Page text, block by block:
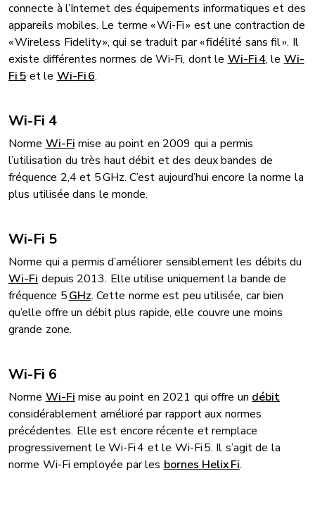
connecte à l’Internet des équipements informatiques et des
appareils mobiles. Le terme « Wi-Fi » est une contraction de
« Wireless Fidelity », qui se traduit par « fidélité sans fil ». Il
existe différentes normes de Wi-Fi, dont le Wi-Fi 4, le Wi-
Fi 5 et le Wi-Fi 6.
Wi-Fi 4
Norme Wi-Fi mise au point en 2009 qui a permis
l’utilisation du très haut débit et des deux bandes de
fréquence 2,4 et 5 GHz. C’est aujourd’hui encore la norme la
plus utilisée dans le monde.
Wi-Fi 5
Norme qui a permis d’améliorer sensiblement les débits du
Wi-Fi depuis 2013. Elle utilise uniquement la bande de
fréquence 5GHz. Cette norme est peu utilisée, car bien
qu’elle offre un débit plus rapide, elle couvre une moins
grande zone.
Wi-Fi 6
Norme Wi-Fi mise au point en 2021 qui offre un débit
considérablement amélioré par rapport aux normes
précédentes. Elle est encore récente et remplace
progressivement le Wi-Fi 4 et le Wi-Fi 5. Il s’agit de la
norme Wi-Fi employée par les bornes Helix Fi.